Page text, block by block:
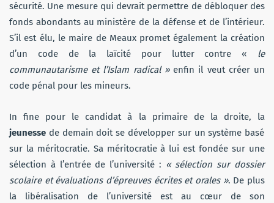
sécurité. Une mesure qui devrait permettre de débloquer des
fonds abondants au ministère de la défense et de l’intérieur.
S’il est élu, le maire de Meaux promet également la création
d’un code de la laïcité pour lutter contre « le
communautarisme et l’Islam radical »enfin il veut créer un
code pénal pour les mineurs.
In fine pour le candidat à la primaire de la droite, la
jeunesse de demain doit se développer sur un système basé
sur la méritocratie. Sa méritocratie à lui est fondée sur une
sélection à l’entrée de l’université : « sélection sur dossier
scolaire et évaluations d’épreuves écrites et orales ». De plus
la libéralisation de l’université est au cœur de son